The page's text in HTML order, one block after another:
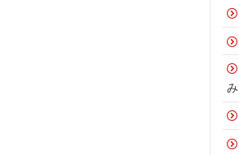
み